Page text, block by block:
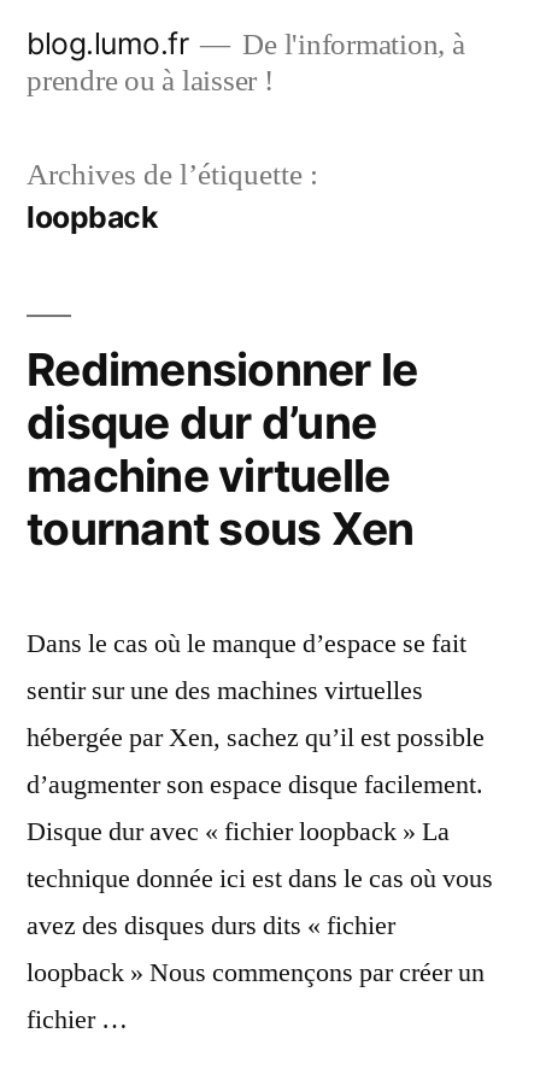
blog.lumo.fr
De l'information, à
prendre ou à laisser !
Archives de l’étiquette :
loopback
Redimensionner le
disque dur d’une
machine virtuelle
tournant sous Xen
Dans le cas où le manque d’espace se fait
sentir sur une des machines virtuelles
hébergée par Xen, sachez qu’il est possible
d’augmenter son espace disque facilement.
Disque dur avec « fichier loopback » La
technique donnée ici est dans le cas où vous
avez des disques durs dits « fichier
loopback » Nous commençons par créer un
fichier …